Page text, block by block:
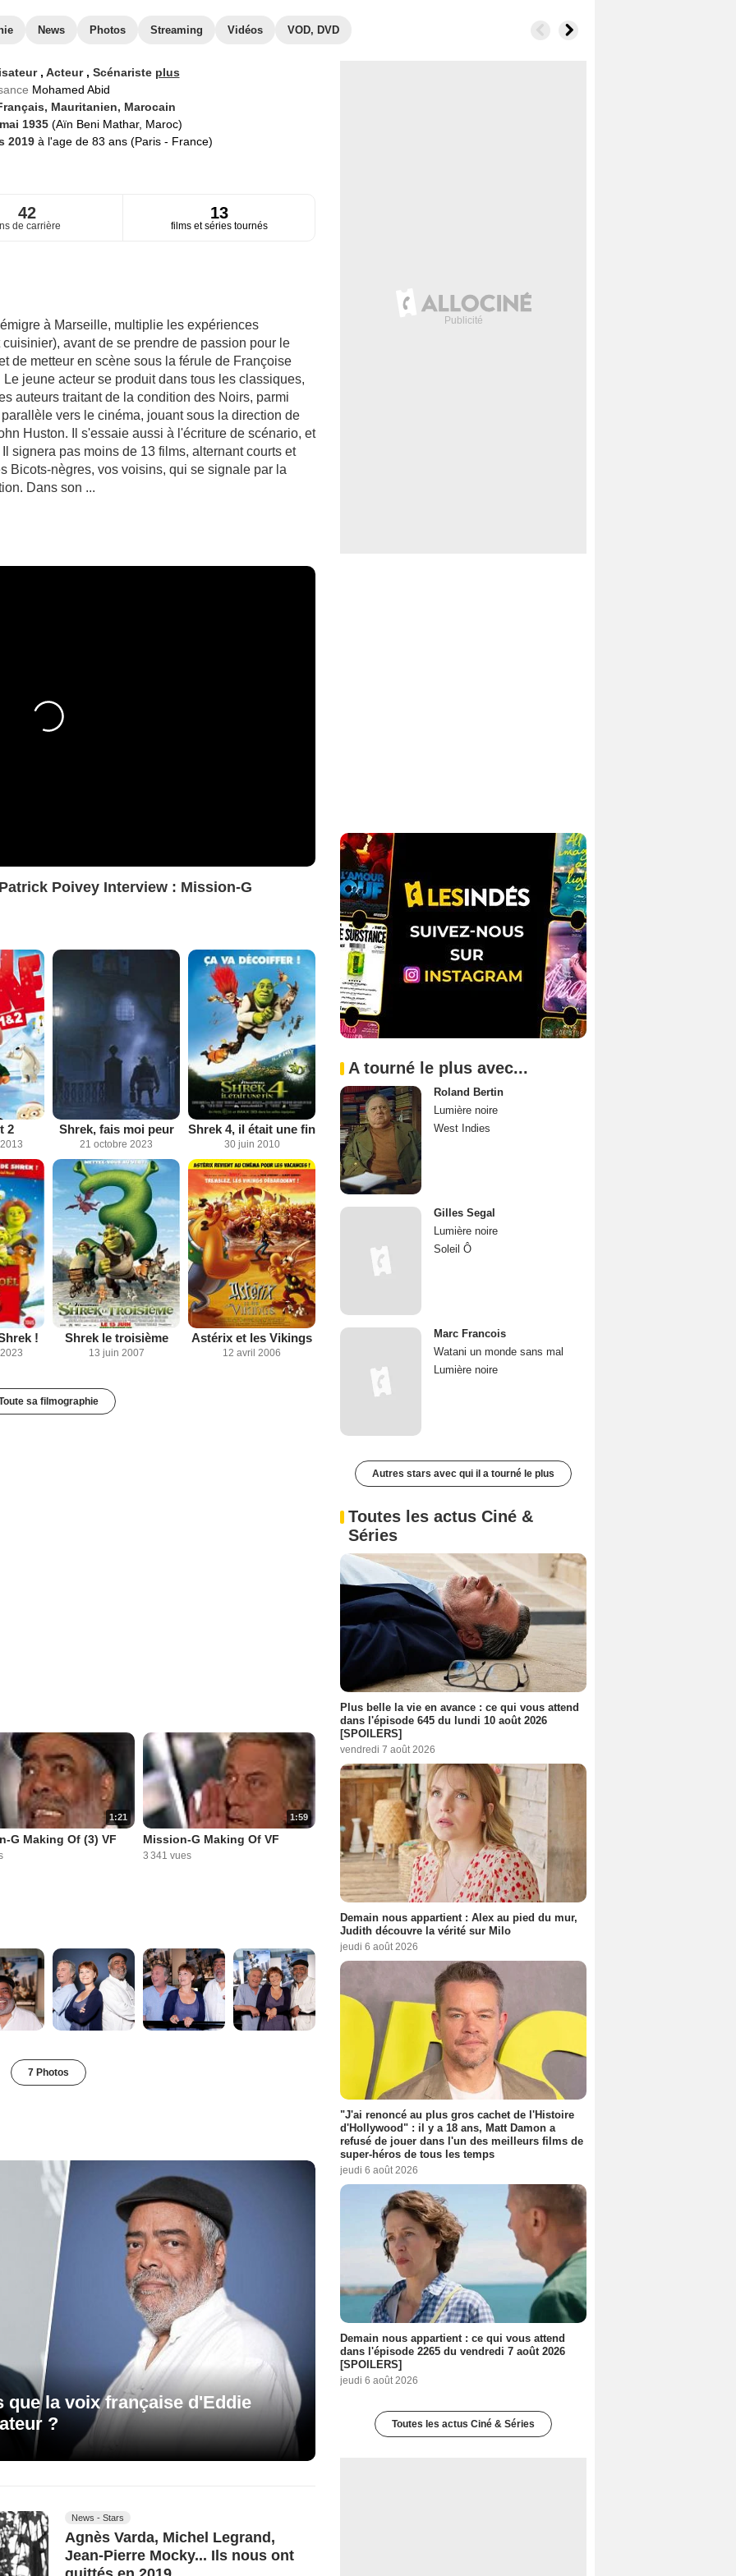
News Photos Streaming Vidéos VOD, DVD
, Acteur , Scénariste plus
Mohamed Abid
Mauritanien, Marocain
1935 (Aïn Beni Mathar, Maroc)
2019 à l'age de 83 ans (Paris - France)
42
de carrière
13
films et séries tournés
à Marseille, multiplie les expériences
avant de se prendre de passion pour le
de metteur en scène sous la férule de Françoise
jeune acteur se produit dans tous les classiques,
auteurs traitant de la condition des Noirs, parmi
vers le cinéma, jouant sous la direction de
Huston. Il s'essaie aussi à l'écriture de scénario, et
signera pas moins de 13 films, alternant courts et
Bicots-nègres, vos voisins, qui se signale par la
Dans son ...
Poivey Interview : Mission-G
2 Shrek, fais moi peur
21 octobre 2023
Shrek 4, il était une fin
30 juin 2010
! Shrek le troisième
13 juin 2007
Astérix et les Vikings
12 avril 2006
sa filmographie
1:21
G Making Of (3) VF
1:59
Mission-G Making Of VF
3 341 vues
7 Photos
que la voix française d'Eddie
?
News - Stars
Agnès Varda, Michel Legrand,
Jean-Pierre Mocky... Ils nous ont
A tourné le plus avec...
Roland Bertin
Lumière noire
West Indies
Gilles Segal
Lumière noire
Soleil Ô
Marc Francois
Watani un monde sans mal
Lumière noire
Autres stars avec qui il a tourné le plus
Toutes les actus Ciné &
Séries
Plus belle la vie en avance : ce qui vous attend
dans l'épisode 645 du lundi 10 août 2026
[SPOILERS]
vendredi 7 août 2026
Demain nous appartient : Alex au pied du mur,
Judith découvre la vérité sur Milo
jeudi 6 août 2026
"J'ai renoncé au plus gros cachet de l'Histoire
d'Hollywood" : il y a 18 ans, Matt Damon a
refusé de jouer dans l'un des meilleurs films de
super-héros de tous les temps
jeudi 6 août 2026
Demain nous appartient : ce qui vous attend
dans l'épisode 2265 du vendredi 7 août 2026
[SPOILERS]
jeudi 6 août 2026
Toutes les actus Ciné & Séries